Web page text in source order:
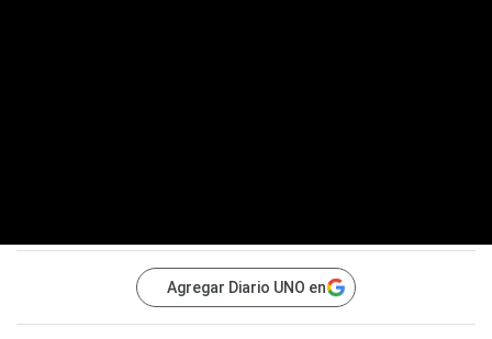
Agregar Diario UNO en